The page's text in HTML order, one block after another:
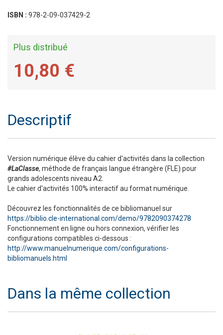
ISBN : 978-2-09-037429-2
Plus distribué
10,80 €
Descriptif
Version numérique élève du cahier d'activités dans la collection
#LaClasse, méthode de français langue étrangère (FLE) pour
grands adolescents niveau A2.
Le cahier d'activités 100% interactif au format numérique.​
Découvrez les fonctionnalités de ce bibliomanuel sur
https://biblio.cle-international.com/demo/9782090374278
Fonctionnement en ligne ou hors connexion, vérifier les
configurations compatibles ci-dessous :
http://www.manuelnumerique.com/configurations-
bibliomanuels.html
Dans la même collection